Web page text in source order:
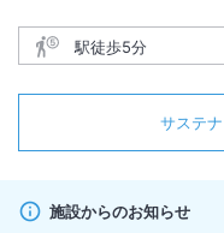
駅徒歩5分
サステ
施設からのお知らせ